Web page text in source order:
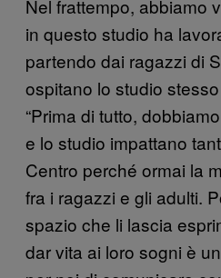
Nel frattempo, abbiamo
in questo studio ha
partendo dai ragazzi di
ospitano lo studio
“Prima di tutto,
e lo studio impattano
Centro perché ormai la
fra i ragazzi e gli adulti.
spazio che li lascia
dar vita ai loro sogni è